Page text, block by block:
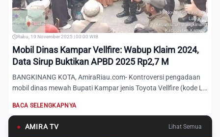
Rabu, 19 November 2025 | 00:00 WIB
Mobil Dinas Kampar Vellfire: Wabup Klaim 2024,
Data Sirup Buktikan APBD 2025 Rp2,7 M
BANGKINANG KOTA, AmiraRiau.com- Kontroversi pengadaan
mobil dinas mewah Bupati Kampar jenis Toyota Vellfire (kode LC
BACA SELENGKAPNYA
● AMIRA TV Lihat Semua